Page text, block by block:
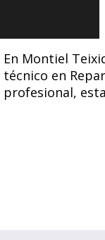
En Montiel
técnico en
profesional,